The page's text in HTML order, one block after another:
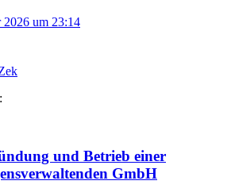
2026 um 23:14
und Betrieb einer
GmbH